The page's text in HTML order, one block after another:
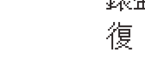
復